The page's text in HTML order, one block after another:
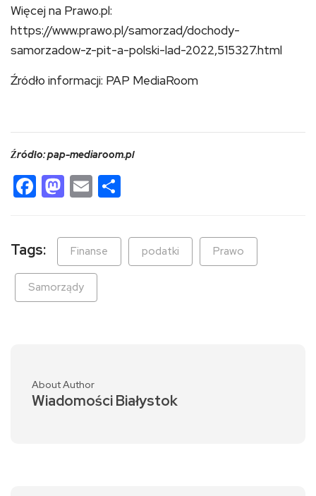
Więcej na Prawo.pl:
https://www.prawo.pl/samorzad/dochody-
samorzadow-z-pit-a-polski-lad-2022,515327.html
Źródło informacji: PAP MediaRoom
Źródło: pap-mediaroom.pl
Facebook
Mastodon
Email
Tags: Finanse podatki Prawo
Samorządy
About Author
Wiadomości Białystok